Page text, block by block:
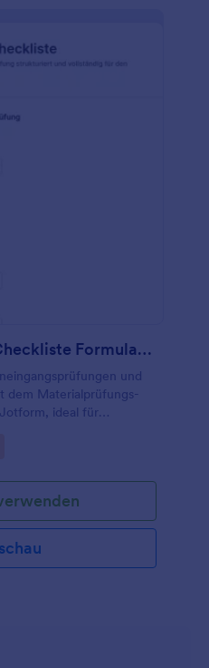
Materialprüfungs Checkliste Formular 📋
und
dem Materialprüfungs-
ideal für
zentraler